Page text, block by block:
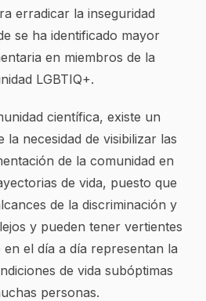
erradicar la inseguridad
se ha identificado mayor
en miembros de la
LGBTIQ+.
científica, existe un
la necesidad de visibilizar las
de la comunidad en
de vida, puesto que
de la discriminación y
y pueden tener vertientes
en el día a día representan la
de vida subóptimas
personas.